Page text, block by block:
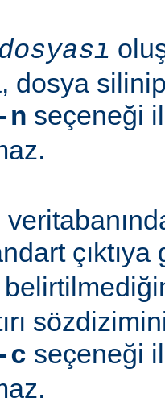
dosya
n seçeneği
c seçeneği